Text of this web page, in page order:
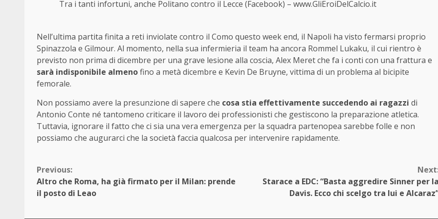
Tra i tanti infortuni, anche Politano contro il Lecce (Facebook) – www.GliEroiDelCalcio.it
Nell’ultima partita finita a reti inviolate contro il Como questo week end, il Napoli ha visto fermarsi proprio
Spinazzola e Gilmour. Al momento, nella sua infermieria il team ha ancora Rommel Lukaku, il cui rientro è
previsto non prima di dicembre per una grave lesione alla coscia, Alex Meret che fa i conti con una frattura e
sarà indisponibile almenofino a metà dicembre e Kevin De Bruyne, vittima di un problema al bicipite
femorale.
Non possiamo avere la presunzione di sapere che cosa stia effettivamente succedendo ai ragazzi di
Antonio Conte né tantomeno criticare il lavoro dei professionisti che gestiscono la preparazione atletica.
Tuttavia, ignorare il fatto che ci sia una vera emergenza per la squadra partenopea sarebbe folle e non
possiamo che augurarci che la società faccia qualcosa per intervenire rapidamente.
Continue
Reading
Previous:
Altro che Roma, ha già firmato per il Milan: prende
il posto di Leao
Starace a EDC: “Basta aggredire Sinner per la
Davis. Ecco chi scelgo tra lui e